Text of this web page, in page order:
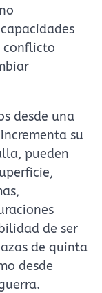
conflicto
desde una
su
pueden
de ser
de quinta
desde